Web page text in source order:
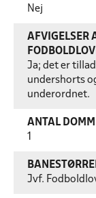
Nej
AFVIGELSER
Ja; det er
undershorts
underordnet.
ANTAL
Jvf.